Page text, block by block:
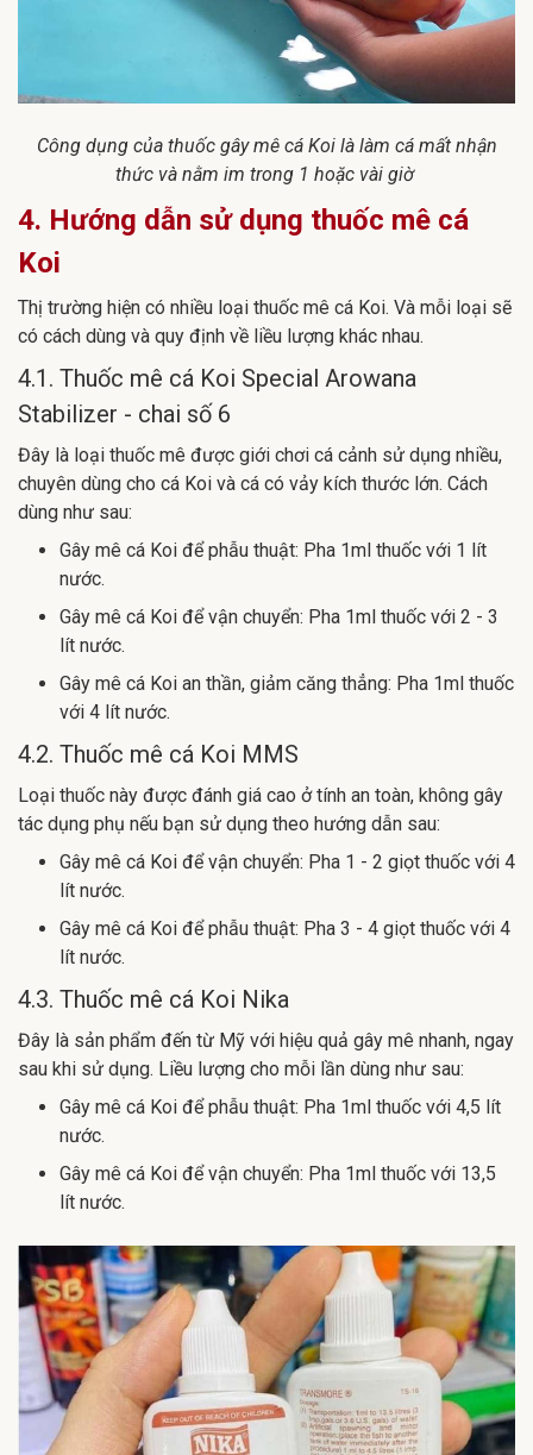
Công dụng của thuốc gây mê cá Koi là làm cá mất nhận
thức và nằm im trong 1 hoặc vài giờ
4. Hướng dẫn sử dụng thuốc mê cá
Koi
Thị trường hiện có nhiều loại thuốc mê cá Koi. Và mỗi loại sẽ
có cách dùng và quy định về liều lượng khác nhau.
4.1. Thuốc mê cá Koi Special Arowana
Stabilizer - chai số 6
Đây là loại thuốc mê được giới chơi cá cảnh sử dụng nhiều,
chuyên dùng cho cá Koi và cá có vảy kích thước lớn. Cách
dùng như sau:
Gây mê cá Koi để phẫu thuật: Pha 1ml thuốc với 1 lít
nước.
Gây mê cá Koi để vận chuyển: Pha 1ml thuốc với 2 - 3
lít nước.
Gây mê cá Koi an thần, giảm căng thẳng: Pha 1ml thuốc
với 4 lít nước.
4.2. Thuốc mê cá Koi MMS
Loại thuốc này được đánh giá cao ở tính an toàn, không gây
tác dụng phụ nếu bạn sử dụng theo hướng dẫn sau:
Gây mê cá Koi để vận chuyển: Pha 1 - 2 giọt thuốc với 4
lít nước.
Gây mê cá Koi để phẫu thuật: Pha 3 - 4 giọt thuốc với 4
lít nước.
4.3. Thuốc mê cá Koi Nika
Đây là sản phẩm đến từ Mỹ với hiệu quả gây mê nhanh, ngay
sau khi sử dụng. Liều lượng cho mỗi lần dùng như sau:
Gây mê cá Koi để phẫu thuật: Pha 1ml thuốc với 4,5 lít
nước.
Gây mê cá Koi để vận chuyển: Pha 1ml thuốc với 13,5
lít nước.